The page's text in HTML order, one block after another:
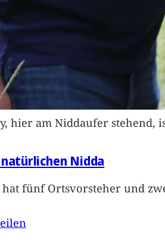
hier am Niddaufer
Nidda
hat fünf Ortsvorsteher und